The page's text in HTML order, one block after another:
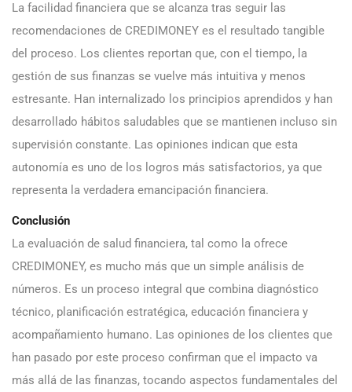
La facilidad financiera que se alcanza tras seguir las
recomendaciones de CREDIMONEY es el resultado tangible
del proceso. Los clientes reportan que, con el tiempo, la
gestión de sus finanzas se vuelve más intuitiva y menos
estresante. Han internalizado los principios aprendidos y han
desarrollado hábitos saludables que se mantienen incluso sin
supervisión constante. Las opiniones indican que esta
autonomía es uno de los logros más satisfactorios, ya que
representa la verdadera emancipación financiera.
Conclusión
La evaluación de salud financiera, tal como la ofrece
CREDIMONEY, es mucho más que un simple análisis de
números. Es un proceso integral que combina diagnóstico
técnico, planificación estratégica, educación financiera y
acompañamiento humano. Las opiniones de los clientes que
han pasado por este proceso confirman que el impacto va
más allá de las finanzas, tocando aspectos fundamentales del